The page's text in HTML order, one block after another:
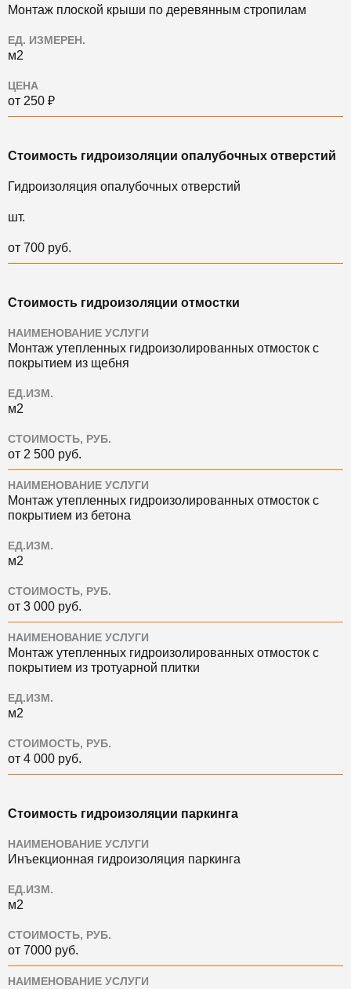
Монтаж плоской крыши по деревянным стропилам
ЕД. ИЗМЕРЕН.
м2
ЦЕНА
от 250 ₽
Стоимость гидроизоляции опалубочных отверстий
Гидроизоляция опалубочных отверстий
шт.
от 700 руб.
Стоимость гидроизоляции отмостки
НАИМЕНОВАНИЕ УСЛУГИ
Монтаж утепленных гидроизолированных отмосток с
покрытием из щебня
ЕД.ИЗМ.
м2
СТОИМОСТЬ, РУБ.
от 2 500 руб.
НАИМЕНОВАНИЕ УСЛУГИ
Монтаж утепленных гидроизолированных отмосток с
покрытием из бетона
ЕД.ИЗМ.
м2
СТОИМОСТЬ, РУБ.
от 3 000 руб.
НАИМЕНОВАНИЕ УСЛУГИ
Монтаж утепленных гидроизолированных отмосток с
покрытием из тротуарной плитки
ЕД.ИЗМ.
м2
СТОИМОСТЬ, РУБ.
от 4 000 руб.
Стоимость гидроизоляции паркинга
НАИМЕНОВАНИЕ УСЛУГИ
Инъекционная гидроизоляция паркинга
ЕД.ИЗМ.
м2
СТОИМОСТЬ, РУБ.
от 7000 руб.
НАИМЕНОВАНИЕ УСЛУГИ